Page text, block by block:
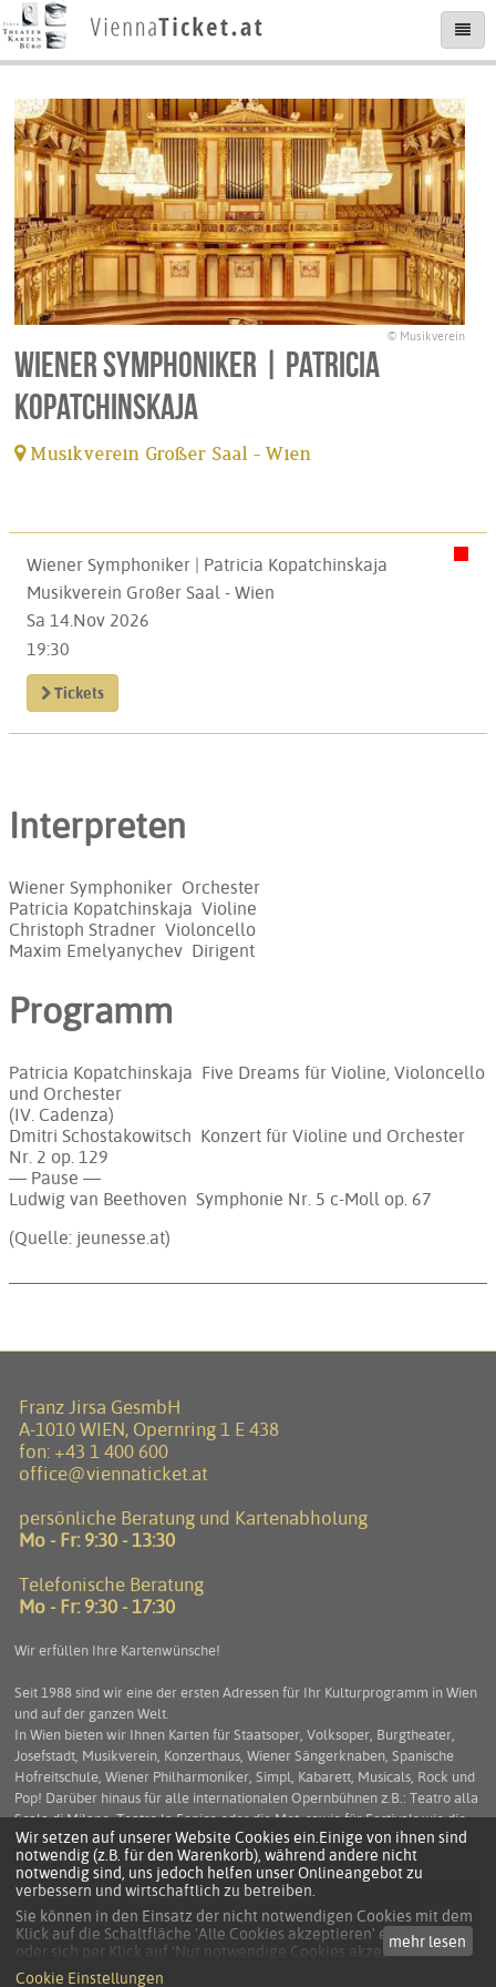
© Musikverein
Wiener Symphoniker | Patricia
Kopatchinskaja
Musikverein Großer Saal - Wien
Wiener Symphoniker | Patricia Kopatchinskaja
Musikverein Großer Saal - Wien
Sa 14.Nov 2026
19:30
Tickets
Interpreten
Wiener Symphoniker Orchester
Patricia Kopatchinskaja Violine
Christoph Stradner Violoncello
Maxim Emelyanychev Dirigent
Programm
Patricia Kopatchinskaja Five Dreams für Violine, Violoncello
und Orchester
(IV. Cadenza)
Dmitri Schostakowitsch Konzert für Violine und Orchester
Nr. 2 op. 129
— Pause —
Ludwig van Beethoven Symphonie Nr. 5 c-Moll op. 67
(Quelle: jeunesse.at)
Franz Jirsa GesmbH
A-1010 WIEN, Opernring 1 E 438
fon: +43 1 400 600
office@viennaticket.at
persönliche Beratung und Kartenabholung
Mo - Fr: 9:30 - 13:30
Telefonische Beratung
Mo - Fr: 9:30 - 17:30
Wir erfüllen Ihre Kartenwünsche!
Seit 1988 sind wir eine der ersten Adressen für Ihr Kulturprogramm in Wien
und auf der ganzen Welt.
In Wien bieten wir Ihnen Karten für Staatsoper, Volksoper, Burgtheater,
Josefstadt, Musikverein, Konzerthaus, Wiener Sängerknaben, Spanische
Hofreitschule, Wiener Philharmoniker, Simpl, Kabarett, Musicals, Rock und
Pop! Darüber hinaus für alle internationalen Opernbühnen z.B.: Teatro alla
Scala di Milano, Teatro la Fenice oder die Met, sowie für Festivals wie die
Salzburger Festspiele, die Arena di Verona und viele mehr. Service und
Beratung stehen an erster Stelle um Ihnen einen unbeschwerten
Kulturgenuss zu ermöglichen.
KONTAKT
DATENSCHUTZ
Wir setzen auf unserer Website Cookies ein.Einige von ihnen sind
notwendig (z.B. für den Warenkorb), während andere nicht
notwendig sind, uns jedoch helfen unser Onlineangebot zu
verbessern und wirtschaftlich zu betreiben.
Sie können in den Einsatz der nicht notwendigen Cookies mit dem
Klick auf die Schaltfläche 'Alle Cookies akzeptieren' einwilligen
oder sich per Klick auf 'Nur notwendige Cookies akzeptieren'
anders entscheiden.
mehr lesen
Cookie Einstellungen